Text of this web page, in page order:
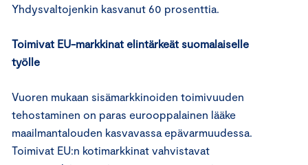
Yhdysvaltojenkin kasvanut 60 prosenttia.
Toimivat EU-markkinat elintärkeät suomalaiselle
työlle
Vuoren mukaan sisämarkkinoiden toimivuuden
tehostaminen on paras eurooppalainen lääke
maailmantalouden kasvavassa epävarmuudessa.
Toimivat EU:n kotimarkkinat vahvistavat